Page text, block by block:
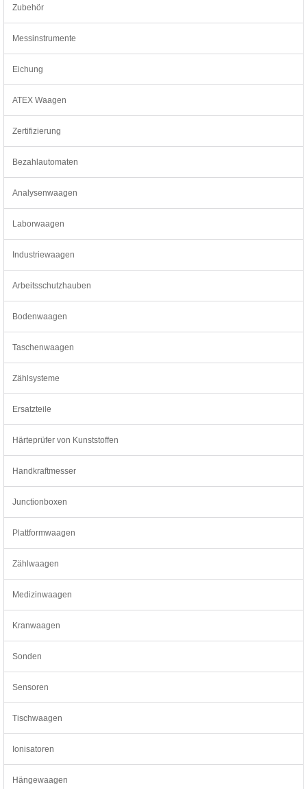
Zubehör
Messinstrumente
Eichung
ATEX Waagen
Zertifizierung
Bezahlautomaten
Analysenwaagen
Laborwaagen
Industriewaagen
Arbeitsschutzhauben
Bodenwaagen
Taschenwaagen
Zählsysteme
Ersatzteile
Härteprüfer von Kunststoffen
Handkraftmesser
Junctionboxen
Plattformwaagen
Zählwaagen
Medizinwaagen
Kranwaagen
Sonden
Sensoren
Tischwaagen
Ionisatoren
Hängewaagen